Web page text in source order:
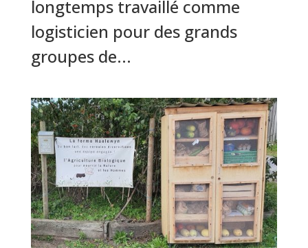
longtemps travaillé comme
logisticien pour des grands
groupes de...